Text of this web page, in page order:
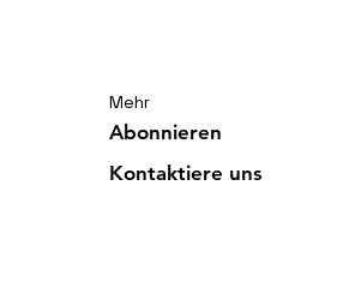
Mehr
Abonnieren
Kontaktiere uns